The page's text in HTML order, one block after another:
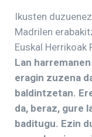
Ikusten
Madrilen
Euskal Herrikoak
Lan
eragin zuzena
baldintzetan.
da, beraz, gure
baditugu. Ezin